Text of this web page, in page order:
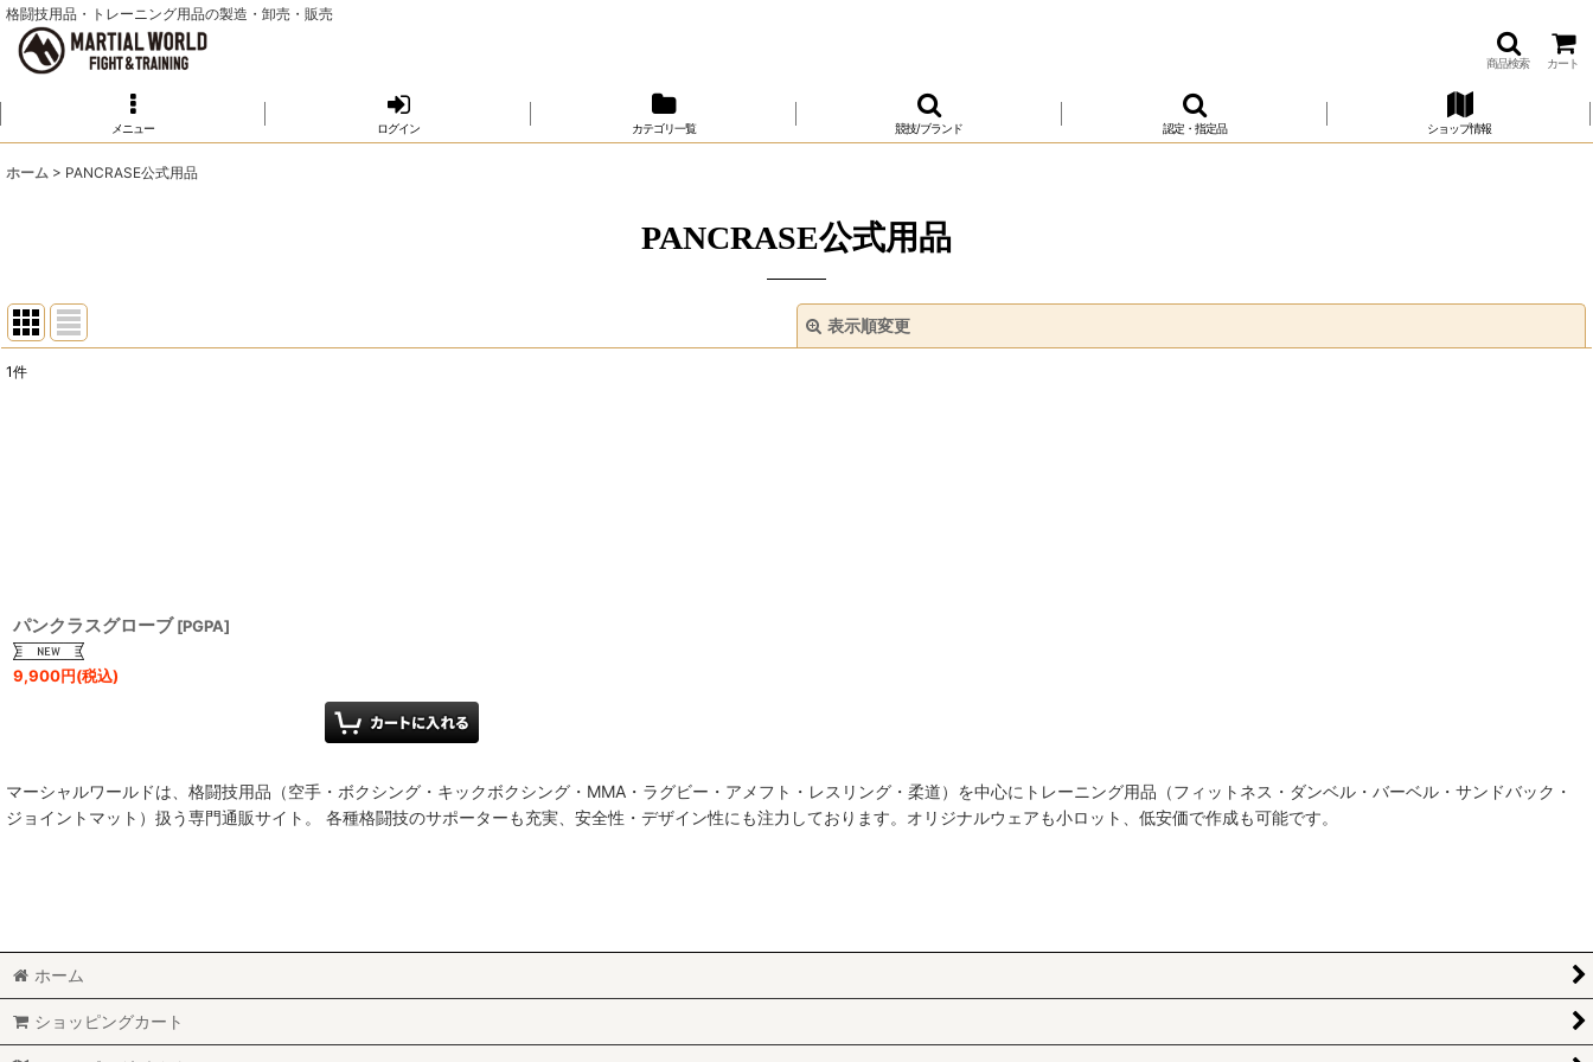
格闘技用品・トレーニング用品の製造・卸売・販売
商品検索 カート
メニュー ログイン カテゴリ一覧 競技/ブランド 認定・指定品 ショップ情報
ホーム > PANCRASE公式用品
PANCRASE公式用品
表示順変更
1件
パンクラスグローブ [PGPA]
9,900円(税込)
マーシャルワールドは、格闘技用品（空手・ボクシング・キックボクシング・MMA・ラグビー・アメフト・レスリング・柔道）を中心にトレーニング用品（フィットネス・ダンベル・バーベル・サンドバック・
ジョイントマット）扱う専門通販サイト。 各種格闘技のサポーターも充実、安全性・デザイン性にも注力しております。オリジナルウェアも小ロット、低安価で作成も可能です。
ホーム
ショッピングカート